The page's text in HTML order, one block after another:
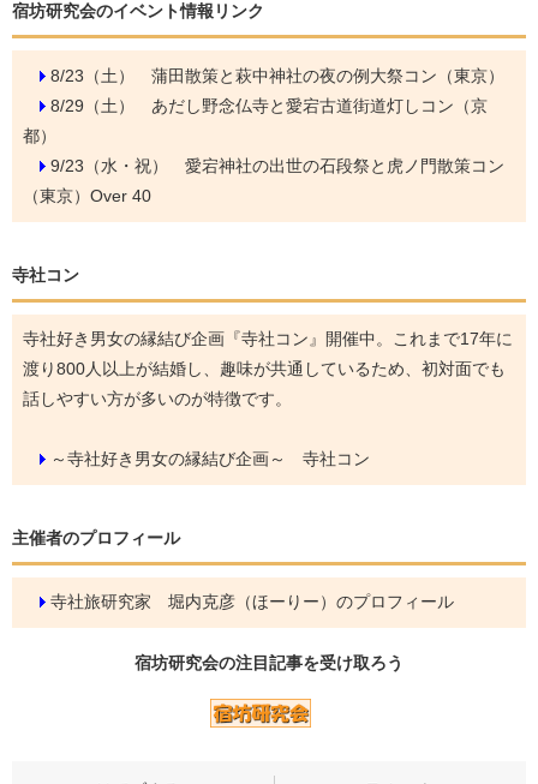
宿坊研究会のイベント情報リンク
8/23（土） 蒲田散策と萩中神社の夜の例大祭コン（東京）
8/29（土） あだし野念仏寺と愛宕古道街道灯しコン（京
都）
9/23（水・祝） 愛宕神社の出世の石段祭と虎ノ門散策コン
（東京）Over 40
寺社コン
寺社好き男女の縁結び企画『寺社コン』開催中。これまで17年に
渡り800人以上が結婚し、趣味が共通しているため、初対面でも
話しやすい方が多いのが特徴です。
～寺社好き男女の縁結び企画～ 寺社コン
主催者のプロフィール
寺社旅研究家 堀内克彦（ほーりー）のプロフィール
宿坊研究会の注目記事を受け取ろう